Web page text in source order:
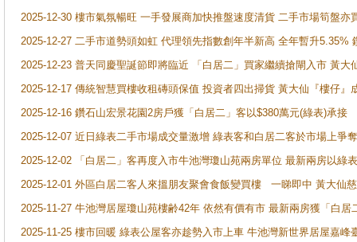
2025-12-30 樓市氣氛暢旺 一手發展商加快推盤速度清貨 二手市場筍盤
2025-12-27 二手市道勢頭如虹 代理領先指數創年半新高 全年暫升5.35%
2025-12-23 普天同慶聖誕節即將臨近 「白居二」買家繼續搶閘入市 黃
2025-12-17 傳統智慧買樓收租磚頭保值 投資者四出掃貨 黃大仙『樓仔
2025-12-16 鑽石山宏景花園2房戶獲「白居二」客以$380萬元(綠表)承接
2025-12-07 近日綠表二手市場成交量激增 綠表客和白居二客於市場上
2025-12-02 「白居二」客再度入市牛池灣瓊山苑兩房單位 最新兩房以綠
2025-12-01 外區白居二客人來搵朋友聚會食飯變買樓 一睇即中 黃大仙
2025-11-27 牛池灣居屋瓊山苑樓齢42年 依然有價有市 最新兩房獲「白居
2025-11-25 樓市回暖 綠表公屋客亦趁勢入市上車 牛池灣新世界居屋嘉峰